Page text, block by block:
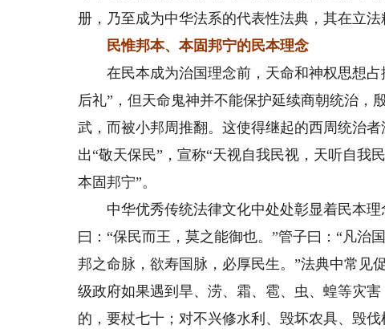
册，乃至成为中华法系的代表性法典，其在立
民惟邦本、本固邦宁的民本理念
在民本成为治国理念前，天命和神权思想占
后礼”，但天命鬼神并不能保护延续商朝统治，
武，而被小邦周推翻。这使得继起的西周统治
出“敬天保民”，宣称“天视自我民视，天听自我
本固邦宁”。
中华优秀传统法律文化中处处彰显着民本理
曰：“保民而王，莫之能御也。”管子曰：“凡治
邦之命脉，欲寿国脉，必厚民生。”法典中常见
级政府如果遇到旱、涝、霜、雹、虫、蝗等灾
的，要杖七十；对不兴修水利、毁坏农具、毁